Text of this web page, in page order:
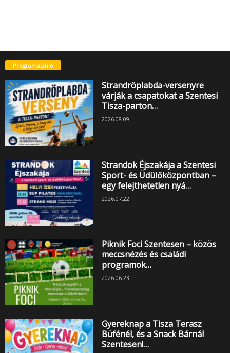
Programajánló
Strandröplabda-versenyre
várják a csapatokat a Szentesi
Tisza-parton…
2026.08.09.
Strandok Éjszakája a Szentesi
Sport- és Üdülőközpontban –
egy felejthetetlen nyá…
2026.07.22.
Piknik Foci Szentesen – közös
meccsnézés és családi
programok…
2026.06.23.
Gyereknap a Tisza Terasz
Büfénél, és a Snack Bárnál
Szentesen!…